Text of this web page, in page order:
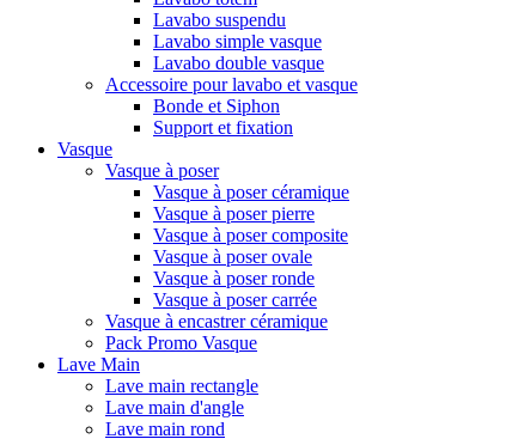
Lavabo suspendu
Lavabo simple vasque
Lavabo double vasque
Accessoire pour lavabo et vasque
Bonde et Siphon
Support et fixation
Vasque
Vasque à poser
Vasque à poser céramique
Vasque à poser pierre
Vasque à poser composite
Vasque à poser ovale
Vasque à poser ronde
Vasque à poser carrée
Vasque à encastrer céramique
Pack Promo Vasque
Lave Main
Lave main rectangle
Lave main d'angle
Lave main rond